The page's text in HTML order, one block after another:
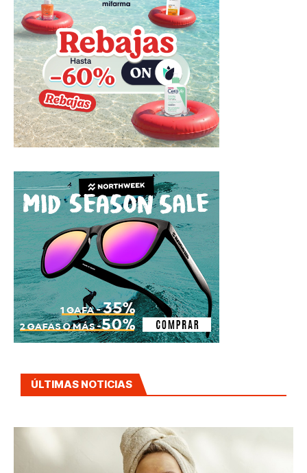
ÚLTIMAS NOTICIAS